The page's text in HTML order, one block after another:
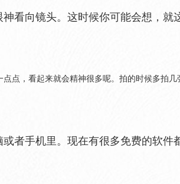
看向镜头。这时候你可能会想，
点，看起来就会精神很多呢。拍的时候多拍几
者手机里。现在有很多免费的软